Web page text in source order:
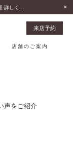
来店予約
店舗のご案内
声をご紹介